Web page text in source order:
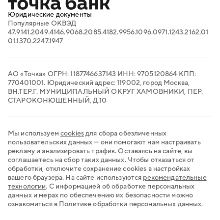
Продажи на маркетплейсах
Торговый эквайринг
Электронный документооборот
Транспортный ЭДО
QR-платежи
Юридические документы
Популярные ОКВЭД
47.9141.2049.4146.9068.2085.4182.9956.1096.0971.1243.2162.01
01.1370.2247.1947
АО «Точка» ОГРН: 1187746637143 ИНН: 9705120864 КПП:
770401001. Юридический адрес: 119002, город Москва,
ВН.ТЕР.Г. МУНИЦИПАЛЬНЫЙ ОКРУГ ХАМОВНИКИ, ПЕР.
СТАРОКОНЮШЕННЫЙ, Д.10
Мы используем cookiesдля сбора обезличенных
пользовательских данных — они помогают нам настраивать
рекламу и анализировать трафик. Оставаясь на сайте, вы
соглашаетесь на сбор таких данных. Чтобы отказаться от
обработки, отключите сохранение cookies в настройках
вашего браузера. На сайте используются рекомендательные
технологии. С информацией об обработке персональных
данных и мерах по обеспечению их безопасности можно
ознакомиться в Политике обработки персональных данных.